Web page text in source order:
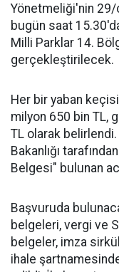
Yönetmeliği'nin
bugün saat
Milli Parklar 14.
gerçekleştirilecek.
Her bir yaban
milyon 650 bin TL,
TL olarak belirlendi.
Bakanlığı
Belgesi" bulunan
Başvuruda
belgeleri, vergi ve
belgeler, imza
ihale